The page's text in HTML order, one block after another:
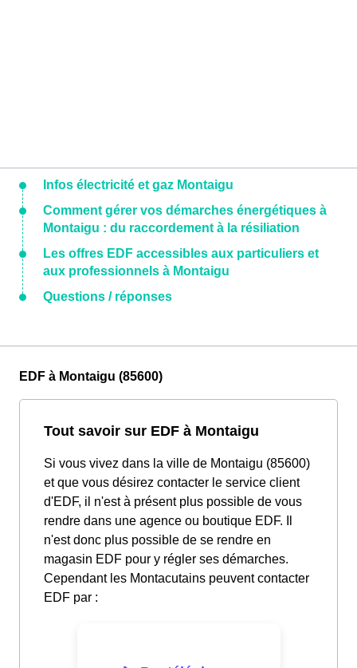
Infos électricité et gaz Montaigu
Comment gérer vos démarches énergétiques à
Montaigu : du raccordement à la résiliation
Les offres EDF accessibles aux particuliers et
aux professionnels à Montaigu
Questions / réponses
EDF à Montaigu (85600)
Tout savoir sur EDF à Montaigu
Si vous vivez dans la ville de Montaigu (85600)
et que vous désirez contacter le service client
d'EDF, il n'est à présent plus possible de vous
rendre dans une agence ou boutique EDF. Il
n'est donc plus possible de se rendre en
magasin EDF pour y régler ses démarches.
Cependant les Montacutains peuvent contacter
EDF par :